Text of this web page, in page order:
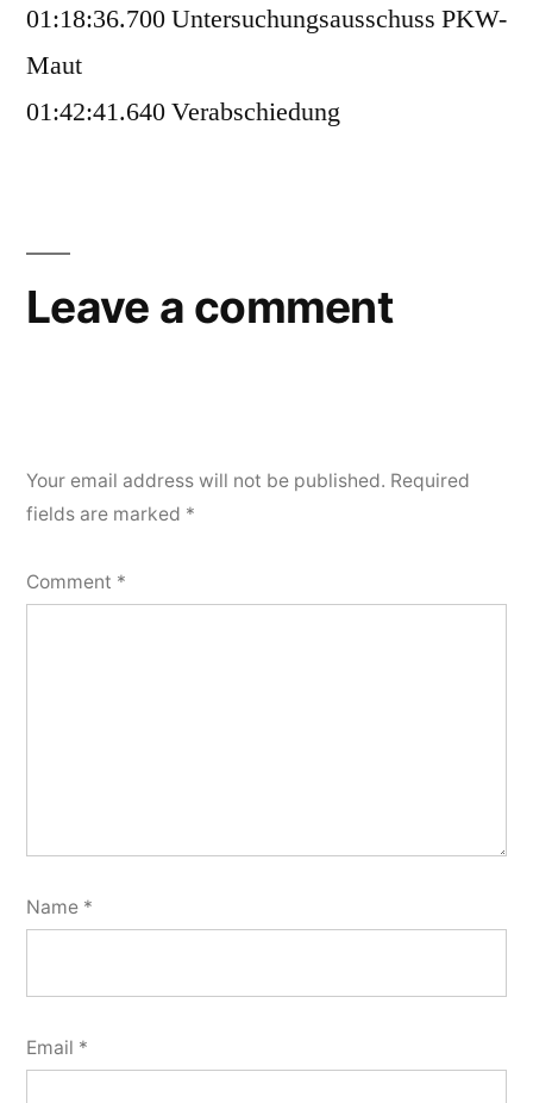
01:18:36.700 Untersuchungsausschuss PKW-
Maut
01:42:41.640 Verabschiedung
Leave a comment
Your email address will not be published. Required
fields are marked *
Comment *
Name *
Email *